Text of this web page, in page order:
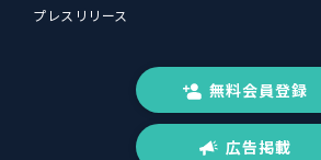
プレスリリース
無料会員登録
広告掲載